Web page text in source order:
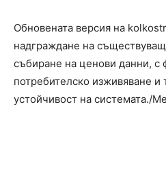
Обновената версия на
надграждане на
събиране на ценови данни, с
потребителско изживяване и
устойчивост на системата./